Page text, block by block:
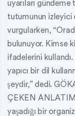
uyarıları gündeme
tutumunun izleyici
vurgularken,
bulunuyor. Kimse
ifadelerini kullandı.
yapıcı bir dil
şeydir,” dedi.
ÇEKEN
yaşadığı bir